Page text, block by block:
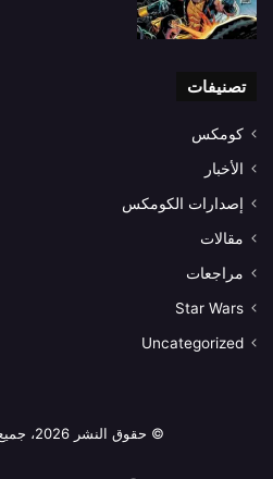
تصنيفات
كومكس
الأخبار
إصدارات الكومكس
مقالات
مراجعات
Star Wars
Uncategorized
© حقوق النشر 2026، جميع الحقوق محفوظة